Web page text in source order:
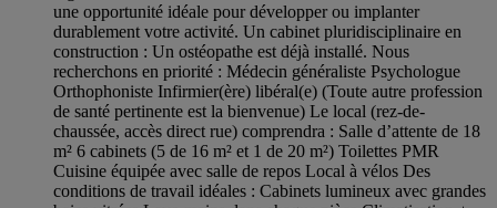
une opportunité idéale pour développer ou implanter
durablement votre activité. Un cabinet pluridisciplinaire en
construction : Un ostéopathe est déjà installé. Nous
recherchons en priorité : Médecin généraliste Psychologue
Orthophoniste Infirmier(ère) libéral(e) (Toute autre profession
de santé pertinente est la bienvenue) Le local (rez-de-
chaussée, accès direct rue) comprendra : Salle d’attente de 18
m² 6 cabinets (5 de 16 m² et 1 de 20 m²) Toilettes PMR
Cuisine équipée avec salle de repos Local à vélos Des
conditions de travail idéales : Cabinets lumineux avec grandes